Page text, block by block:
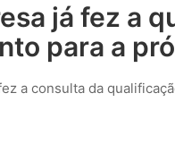
já fez a
para a
a consulta da